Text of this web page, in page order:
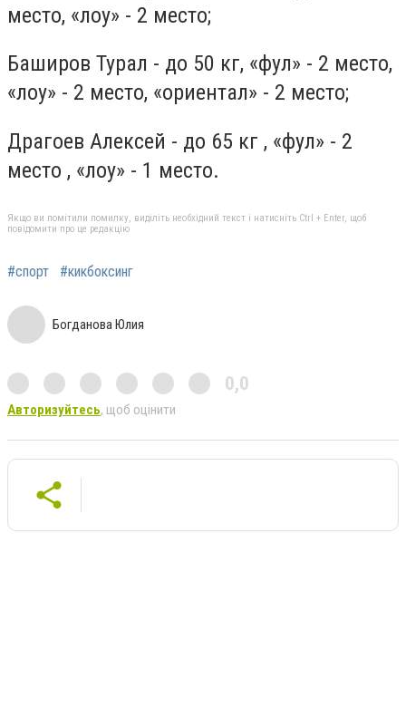
место, «лоу» - 2 место;
Баширов Турал - до 50 кг, «фул» - 2 место,
«лоу» - 2 место, «ориентал» - 2 место;
Драгоев Алексей - до 65 кг , «фул» - 2
место , «лоу» - 1 место.
Якщо ви помітили помилку, виділіть необхідний текст і натисніть Ctrl + Enter, щоб
повідомити про це редакцію
#спорт #кикбоксинг
Богданова Юлия
0,0
Авторизуйтесь, щоб оцінити